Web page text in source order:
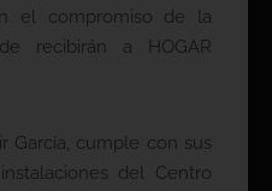
el compromiso de la
recibirán a HOGAR
García, cumple con sus
del Centro